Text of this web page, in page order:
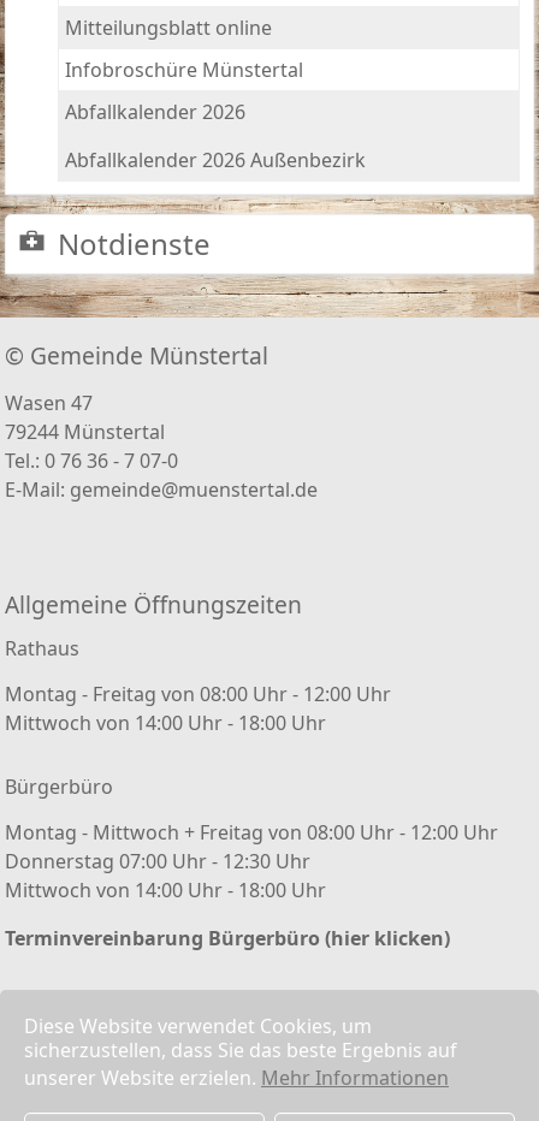
Diese Website verwendet Cookies, um
sicherzustellen, dass Sie das beste Ergebnis auf
unserer Website erzielen. Mehr Informationen
Mitteilungsblatt online
Infobroschüre Münstertal
Abfallkalender 2026
Abfallkalender 2026 Außenbezirk
Notdienste
© Gemeinde Münstertal
Wasen 47
79244 Münstertal
Tel.: 0 76 36 - 7 07-0
E-Mail: gemeinde@muenstertal.de
Allgemeine Öffnungszeiten
Rathaus
Montag - Freitag von 08:00 Uhr - 12:00 Uhr
Mittwoch von 14:00 Uhr - 18:00 Uhr
Bürgerbüro
Montag - Mittwoch + Freitag von 08:00 Uhr - 12:00 Uhr
Donnerstag 07:00 Uhr - 12:30 Uhr
Mittwoch von 14:00 Uhr - 18:00 Uhr
Terminvereinbarung Bürgerbüro (hier klicken)
Kontaktformular
Impressum
Datenschutz